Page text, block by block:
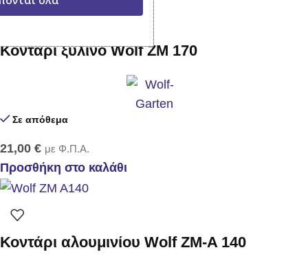
Κοντάρι ξύλινο Wolf ZM 170
Σε απόθεμα
21,00 € με Φ.Π.Α.
Προσθήκη στο καλάθι
Κοντάρι αλουμινίου Wolf ZM-A 140